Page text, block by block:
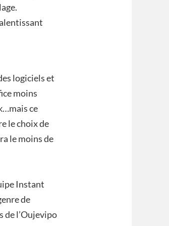
logiciels et
moins
ce
le choix de
le moins de
Instant
de
de l’Oujevipo